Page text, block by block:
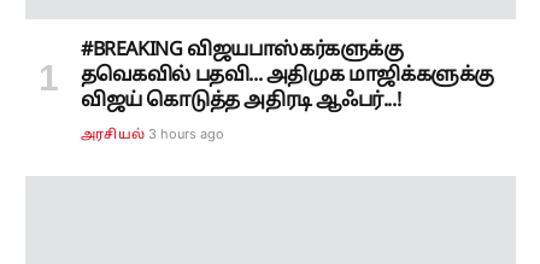
#BREAKING விஜயபாஸ்கர்களுக்கு
தவெகவில் பதவி... அதிமுக மாஜிக்களுக்கு
விஜய் கொடுத்த அதிரடி ஆஃபர்...!
அரசியல் 3 hours ago